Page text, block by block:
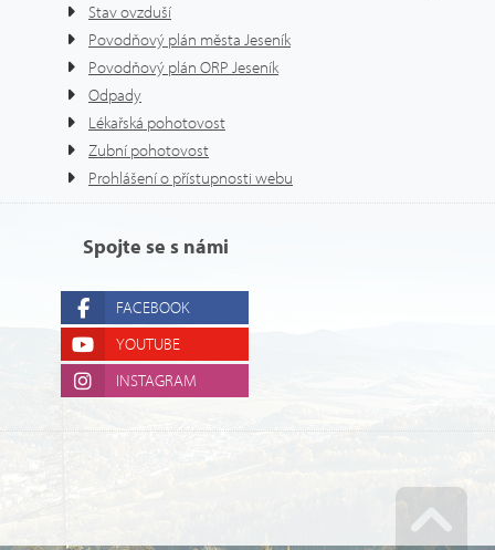
Stav ovzduší
Povodňový plán města Jeseník
Povodňový plán ORP Jeseník
Odpady
Lékařská pohotovost
Zubní pohotovost
Prohlášení o přístupnosti webu
Spojte se s námi
FACEBOOK
YOUTUBE
INSTAGRAM